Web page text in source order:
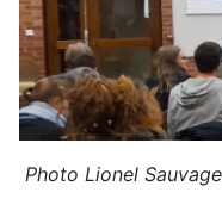
Photo Lionel